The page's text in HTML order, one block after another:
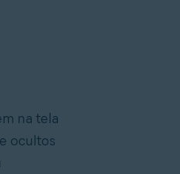
na tela
ocultos